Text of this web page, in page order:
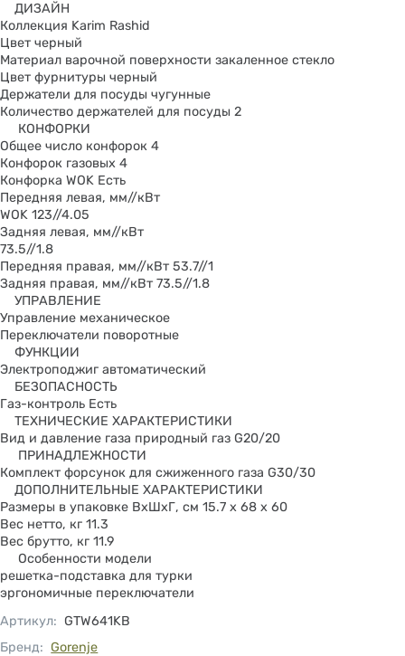
ДИЗАЙН
Коллекция Karim Rashid
Цвет черный
Материал варочной поверхности закаленное стекло
Цвет фурнитуры черный
Держатели для посуды чугунные
Количество держателей для посуды 2
КОНФОРКИ
Общее число конфорок 4
Конфорок газовых 4
Конфорка WOK Есть
Передняя левая, мм//кВт
WOK 123//4.05
Задняя левая, мм//кВт
73.5//1.8
Передняя правая, мм//кВт 53.7//1
Задняя правая, мм//кВт 73.5//1.8
УПРАВЛЕНИЕ
Управление механическое
Переключатели поворотные
ФУНКЦИИ
Электроподжиг автоматический
БЕЗОПАСНОСТЬ
Газ-контроль Есть
ТЕХНИЧЕСКИЕ ХАРАКТЕРИСТИКИ
Вид и давление газа природный газ G20/20
ПРИНАДЛЕЖНОСТИ
Комплект форсунок для сжиженного газа G30/30
ДОПОЛНИТЕЛЬНЫЕ ХАРАКТЕРИСТИКИ
Размеры в упаковке ВхШхГ, см 15.7 x 68 x 60
Вес нетто, кг 11.3
Вес брутто, кг 11.9
Особенности модели
решетка-подставка для турки
эргономичные переключатели
Артикул: GTW641KB
Бренд: Gorenje